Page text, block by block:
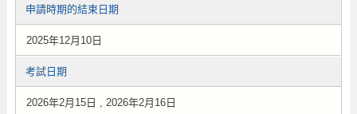
申請時期的結束日期
2025年12月10日
考試日期
2026年2月15日 , 2026年2月16日